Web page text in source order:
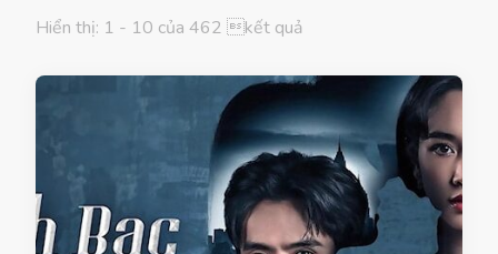
Hiển thị: 1 - 10 của 462 kết quả